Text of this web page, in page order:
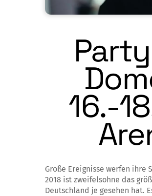
16.-
Große Ereignisse werfen ihre
2018 ist zweifelsohne das
Deutschland je gesehen hat.